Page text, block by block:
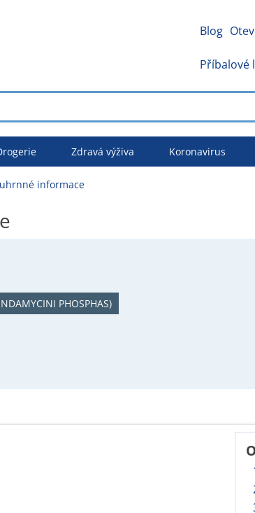
Blog
Příbalové
Zdravá výživa Koronavirus
informace
PHOSPHAS)